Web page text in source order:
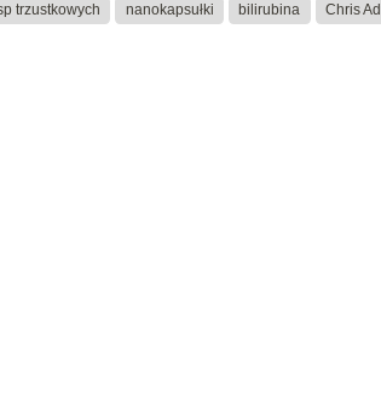
trzustkowych nanokapsułki bilirubina Chris